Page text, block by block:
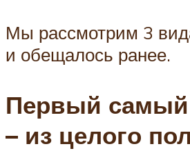
Мы рассмотрим 3
и обещалось ранее.
Первый самый
– из целого